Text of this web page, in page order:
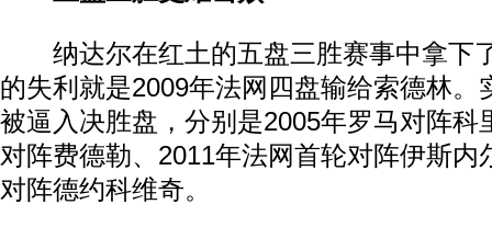
纳达尔在红土的五盘三胜赛事中拿下
的失利就是2009年法网四盘输给索德林。
被逼入决胜盘，分别是2005年罗马对阵科
对阵费德勒、2011年法网首轮对阵伊斯内
对阵德约科维奇。